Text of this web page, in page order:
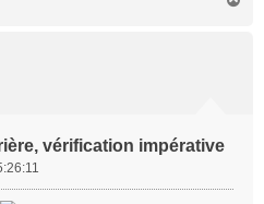
vérification impérative